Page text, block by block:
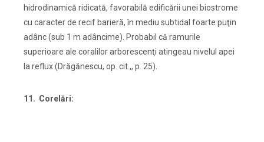
hidrodinamică ridicată, favorabilă edificării unei biostrome
cu caracter de recif barieră, în mediu subtidal foarte puţin
adânc (sub 1 m adâncime). Probabil că ramurile
superioare ale coralilor arborescenţi atingeau nivelul apei
la reflux (Drăgănescu, op. cit.,, p. 25).
11. Corel ări: